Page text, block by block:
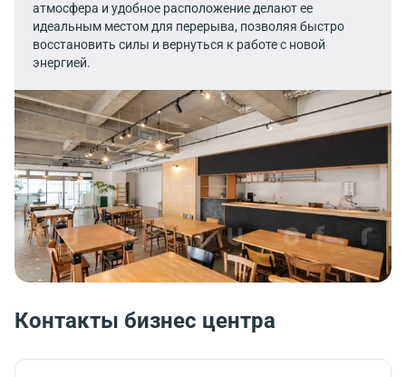
атмосфера и удобное расположение делают ее
идеальным местом для перерыва, позволяя быстро
восстановить силы и вернуться к работе с новой
энергией.
Контакты бизнес центра